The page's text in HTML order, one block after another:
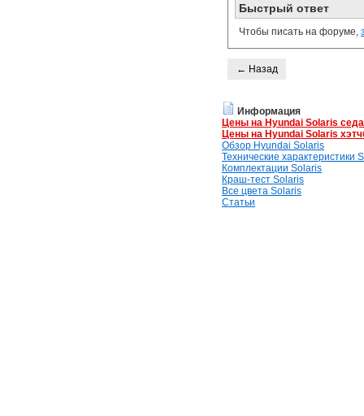
Быстрый ответ
Чтобы писать на форуме,
← Назад
Информация
Цены на Hyundai Solaris
Цены на Hyundai Solaris
Обзор Hyundai Solaris
Технические характеристики
Комплектации Solaris
Краш-тест Solaris
Все цвета Solaris
Статьи